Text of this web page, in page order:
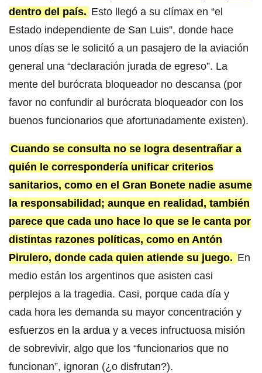
dentro del país. Esto llegó a su clímax en “el
Estado independiente de San Luis”, donde hace
unos días se le solicitó a un pasajero de la aviación
general una “declaración jurada de egreso”. La
mente del burócrata bloqueador no descansa (por
favor no confundir al burócrata bloqueador con los
buenos funcionarios que afortunadamente existen).
Cuando se consulta no se logra desentrañar a
quién le correspondería unificar criterios
sanitarios, como en el Gran Bonete nadie asume
la responsabilidad; aunque en realidad, también
parece que cada uno hace lo que se le canta por
distintas razones políticas, como en Antón
Pirulero, donde cada quien atiende su juego. En
medio están los argentinos que asisten casi
perplejos a la tragedia. Casi, porque cada día y
cada hora les demanda su mayor concentración y
esfuerzos en la ardua y a veces infructuosa misión
de sobrevivir, algo que los “funcionarios que no
funcionan”, ignoran (¿o disfrutan?).